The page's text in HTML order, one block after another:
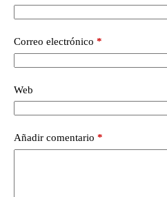
Correo electrónico *
Web
Añadir comentario *